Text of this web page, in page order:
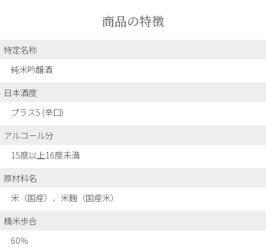
商品の特徴
特定名称
純米吟醸酒
日本酒度
プラス5 (辛口)
アルコール分
15度以上16度未満
原材料名
米（国産）、米麹（国産米）
精米歩合
60％